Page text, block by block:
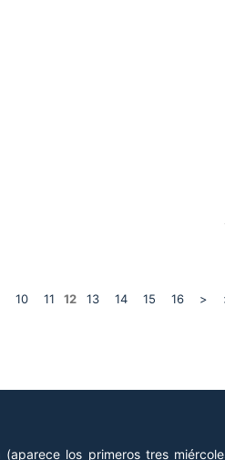
10 11 12 13 14 15 16 >
los primeros tres